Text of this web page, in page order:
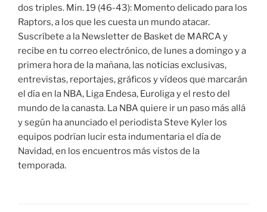
dos triples. Min. 19 (46-43): Momento delicado para los
Raptors, a los que les cuesta un mundo atacar.
Suscríbete a la Newsletter de Basket de MARCA y
recibe en tu correo electrónico, de lunes a domingo y a
primera hora de la mañana, las noticias exclusivas,
entrevistas, reportajes, gráficos y vídeos que marcarán
el día en la NBA, Liga Endesa, Euroliga y el resto del
mundo de la canasta. La NBA quiere ir un paso más allá
y según ha anunciado el periodista Steve Kyler los
equipos podrían lucir esta indumentaria el día de
Navidad, en los encuentros más vistos de la
temporada.